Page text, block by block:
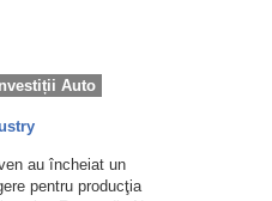
Investiții Auto
au încheiat un
pentru producţia